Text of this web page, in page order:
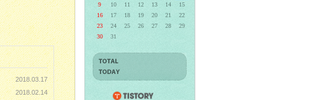
2018.03.17
2018.02.14
9
10 11 12 13 14
15
16
17 18 19 20 21
22
23
24 25 26 27 28
29
30
31